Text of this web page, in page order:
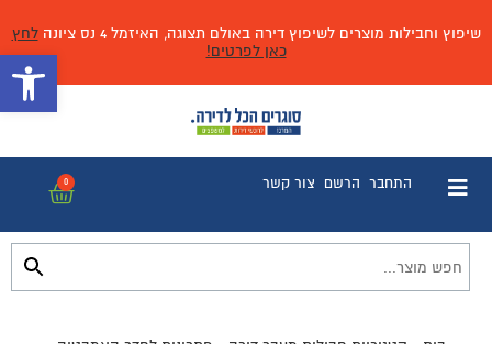
שיפוץ וחבילות מוצרים לשיפוץ דירה באולם תצוגה, האיזמל 4 נס ציונה
לחץ
כאן לפרטים!
התחבר הרשם צור קשר 0